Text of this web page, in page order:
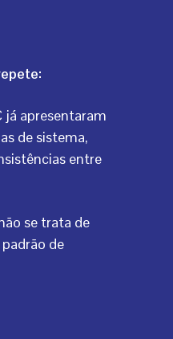
já apresentaram
de sistema,
entre
se trata de
de